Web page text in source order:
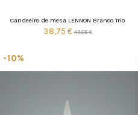
Candeeiro de mesa LENNON Branco Trio
38,75 € 43,05 €
-10%